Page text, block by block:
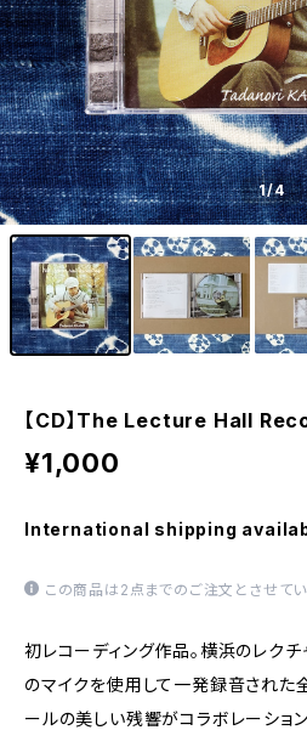
1/4
【CD】The Lecture Hall
¥1,000
International shipping
この商品は2点までのご注文とさせてい
初レコーディング作品。横浜のレク
のマイクを使用して一発録音された
ールの美しい残響がコラボレーショ